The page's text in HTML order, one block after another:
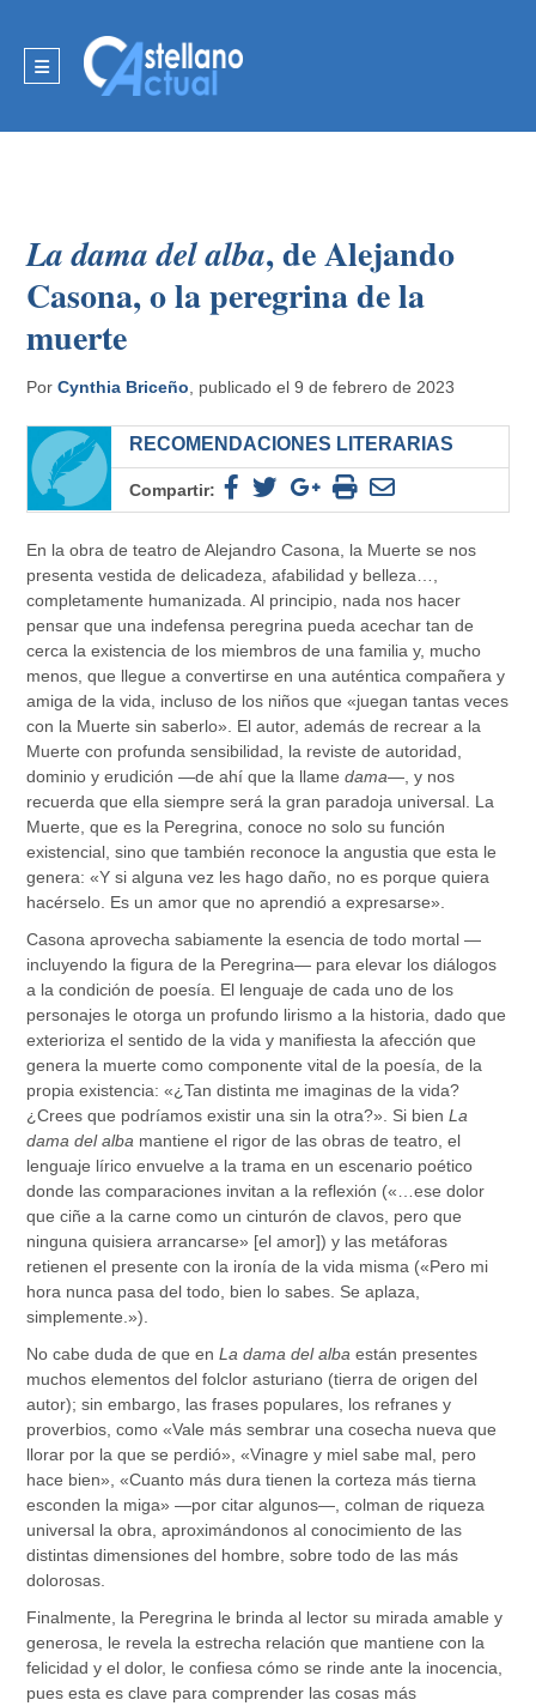
La dama del alba, de Alejando
Casona, o la peregrina de la
muerte
PorCynthia Briceño , publicado el 9 de febrero de 2023
RECOMENDACIONES LITERARIAS
Compartir:
En la obra de teatro de Alejandro Casona, la Muerte se nos
presenta vestida de delicadeza, afabilidad y belleza…,
completamente humanizada. Al principio, nada nos hacer
pensar que una indefensa peregrina pueda acechar tan de
cerca la existencia de los miembros de una familia y, mucho
menos, que llegue a convertirse en una auténtica compañera y
amiga de la vida, incluso de los niños que «juegan tantas veces
con la Muerte sin saberlo». El autor, además de recrear a la
Muerte con profunda sensibilidad, la reviste de autoridad,
dominio y erudición —de ahí que la llamedama—, y nos
recuerda que ella siempre será la gran paradoja universal. La
Muerte, que es la Peregrina, conoce no solo su función
existencial, sino que también reconoce la angustia que esta le
genera: «Y si alguna vez les hago daño, no es porque quiera
hacérselo. Es un amor que no aprendió a expresarse».
Casona aprovecha sabiamente la esencia de todo mortal —
incluyendo la figura de la Peregrina— para elevar los diálogos
a la condición de poesía. El lenguaje de cada uno de los
personajes le otorga un profundo lirismo a la historia, dado que
exterioriza el sentido de la vida y manifiesta la afección que
genera la muerte como componente vital de la poesía, de la
propia existencia: «¿Tan distinta me imaginas de la vida?
¿Crees que podríamos existir una sin la otra?». Si bienLa
dama del alba mantiene el rigor de las obras de teatro, el
lenguaje lírico envuelve a la trama en un escenario poético
donde las comparaciones invitan a la reflexión («…ese dolor
que ciñe a la carne como un cinturón de clavos, pero que
ninguna quisiera arrancarse» [el amor]) y las metáforas
retienen el presente con la ironía de la vida misma («Pero mi
hora nunca pasa del todo, bien lo sabes. Se aplaza,
simplemente.»).
No cabe duda de que enLa dama del alba están presentes
muchos elementos del folclor asturiano (tierra de origen del
autor); sin embargo, las frases populares, los refranes y
proverbios, como «Vale más sembrar una cosecha nueva que
llorar por la que se perdió», «Vinagre y miel sabe mal, pero
hace bien», «Cuanto más dura tienen la corteza más tierna
esconden la miga» —por citar algunos—, colman de riqueza
universal la obra, aproximándonos al conocimiento de las
distintas dimensiones del hombre, sobre todo de las más
dolorosas.
Finalmente, la Peregrina le brinda al lector su mirada amable y
generosa, le revela la estrecha relación que mantiene con la
felicidad y el dolor, le confiesa cómo se rinde ante la inocencia,
pues esta es clave para comprender las cosas más